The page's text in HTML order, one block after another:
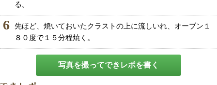
る。
6
先ほど、焼いておいたクラストの上に流しいれ、オーブン１
８０度で１５分程焼く。
写真を撮ってできレポを書く